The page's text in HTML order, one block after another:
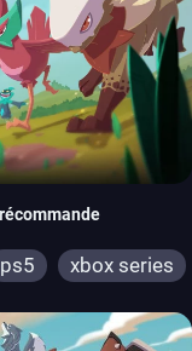
ps5 xbox series